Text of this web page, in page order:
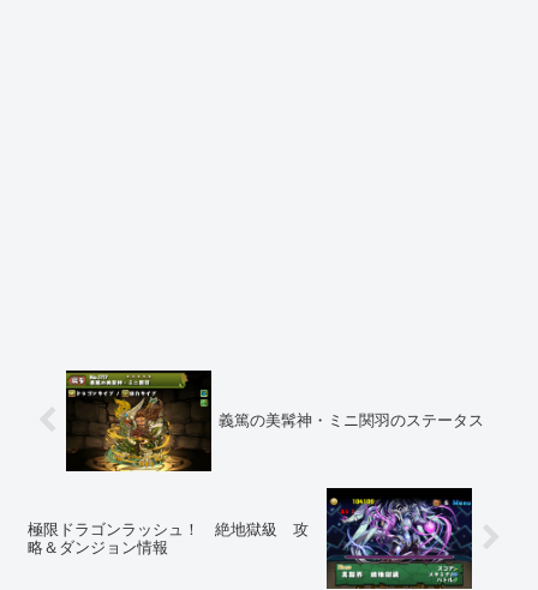
義篤の美髯神・ミニ関羽のステータス
極限ドラゴンラッシュ！ 絶地獄級 攻
略＆ダンジョン情報